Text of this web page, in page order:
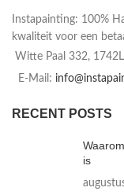
Instapainting: 100%
kwaliteit voor een
Witte Paal 332,
E-Mail:
RECENT POSTS
is